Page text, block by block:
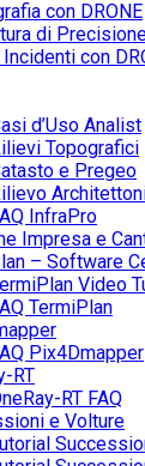
con DRONE
di
con
d’Uso Analist
Topografici
e Pregeo
InfraPro
Impresa e
– Software
Video
TermiPlan
Pix4Dmapper
RT
RT FAQ
e Volture